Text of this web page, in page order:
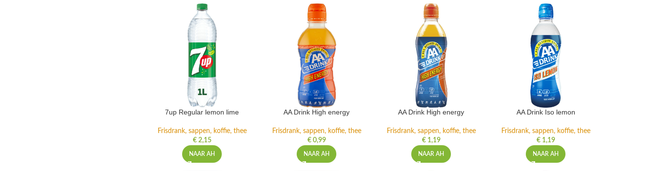
7up Regular lemon lime
Frisdrank, sappen, koffie, thee
€2,15
NAAR AH
AA Drink High energy
Frisdrank, sappen, koffie, thee
€0,99
NAAR AH
AA Drink High energy
Frisdrank, sappen, koffie, thee
€1,19
NAAR AH
AA Drink Iso lemon
Frisdrank, sappen, koffie, thee
€1,19
NAAR AH